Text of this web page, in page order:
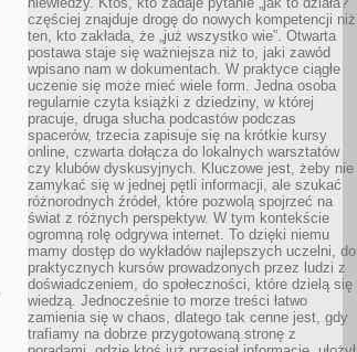
częściej znajduje drogę do nowych kompetencji niż
ten, kto zakłada, że „już wszystko wie”. Otwarta
postawa staje się ważniejsza niż to, jaki zawód
wpisano nam w dokumentach. W praktyce ciągłe
uczenie się może mieć wiele form. Jedna osoba
regularnie czyta książki z dziedziny, w której
pracuje, druga słucha podcastów podczas
spacerów, trzecia zapisuje się na krótkie kursy
online, czwarta dołącza do lokalnych warsztatów
czy klubów dyskusyjnych. Kluczowe jest, żeby nie
zamykać się w jednej pętli informacji, ale szukać
różnorodnych źródeł, które pozwolą spojrzeć na
świat z różnych perspektyw. W tym kontekście
ogromną rolę odgrywa internet. To dzięki niemu
mamy dostęp do wykładów najlepszych uczelni, do
praktycznych kursów prowadzonych przez ludzi z
doświadczeniem, do społeczności, które dzielą się
wiedzą. Jednocześnie to morze treści łatwo
zamienia się w chaos, dlatego tak cenne jest, gdy
trafiamy na dobrze przygotowaną stronę z